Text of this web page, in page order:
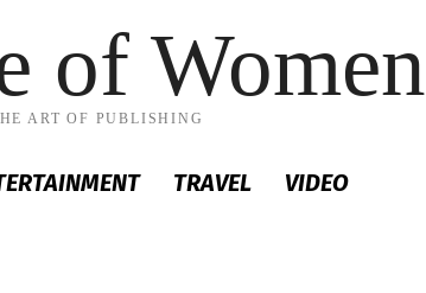
of Women
ART OF PUBLISHING
TRAVEL VIDEO